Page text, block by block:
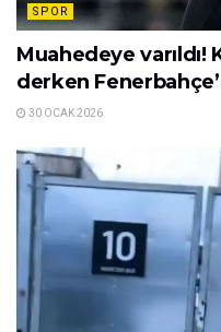
SPOR
Muahedeye
derken
30 OCAK 2026